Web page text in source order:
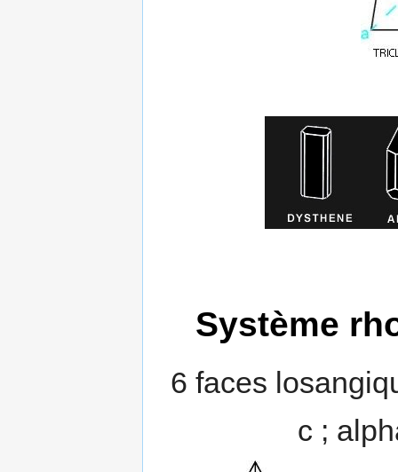
Système
6 faces
c ;